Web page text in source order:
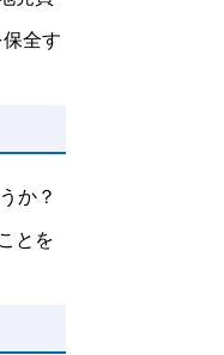
全す
か？
とを